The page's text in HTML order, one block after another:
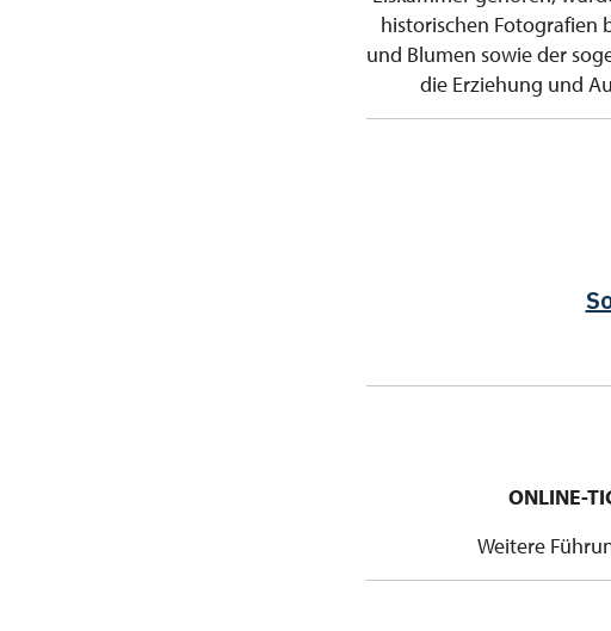
historischen Fotografien
und Blumen sowie der
die Erziehung und
ONLINE-
Weitere